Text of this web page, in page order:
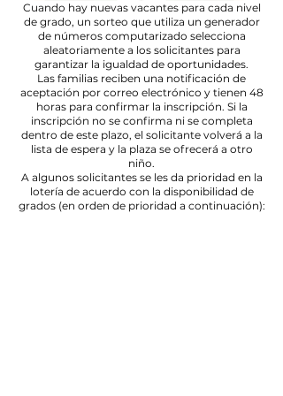
Cuando hay nuevas vacantes para cada nivel
de grado, un sorteo que utiliza un generador
de números computarizado selecciona
aleatoriamente a los solicitantes para
garantizar la igualdad de oportunidades.
Las familias reciben una notificación de
aceptación por correo electrónico y tienen 48
horas para confirmar la inscripción. Si la
inscripción no se confirma ni se completa
dentro de este plazo, el solicitante volverá a la
lista de espera y la plaza se ofrecerá a otro
niño.
A algunos solicitantes se les da prioridad en la
lotería de acuerdo con la disponibilidad de
grados (en orden de prioridad a continuación):